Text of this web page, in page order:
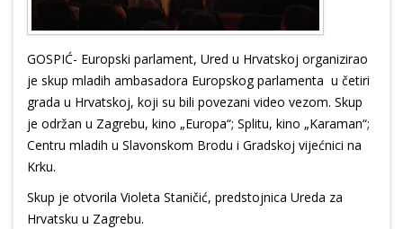
GOSPIĆ- Europski parlament, Ured u Hrvatskoj organizirao
je skup mladih ambasadora Europskog parlamenta u četiri
grada u Hrvatskoj, koji su bili povezani video vezom. Skup
je održan u Zagrebu, kino „Europa“; Splitu, kino „Karaman“;
Centru mladih u Slavonskom Brodu i Gradskoj vijećnici na
Krku.
Skup je otvorila Violeta Staničić, predstojnica Ureda za
Hrvatsku u Zagrebu.